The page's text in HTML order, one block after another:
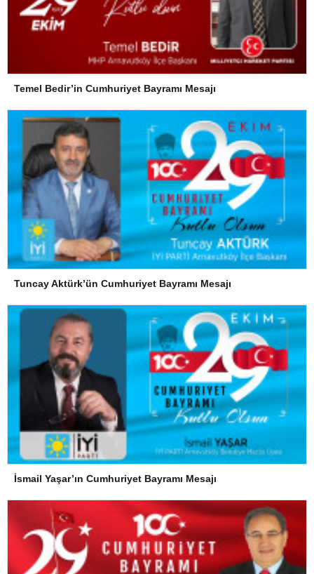
Temel Bedir’in Cumhuriyet Bayramı Mesajı
Tuncay Aktürk’ün Cumhuriyet Bayramı Mesajı
İsmail Yaşar’ın Cumhuriyet Bayramı Mesajı